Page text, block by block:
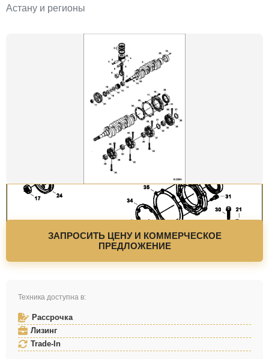
Астану и регионы
ЗАПРОСИТЬ ЦЕНУ И КОММЕРЧЕСКОЕ
ПРЕДЛОЖЕНИЕ
Техника доступна в:
Рассрочка
Лизинг
Trade-In